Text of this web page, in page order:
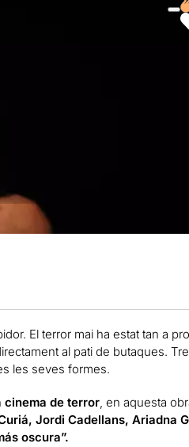
El terror mai ha estat tan a
al pati de butaques.
les seves formes.
cinema de terror, en aquesta
Jordi Cadellans, Ariadna
oscura”.